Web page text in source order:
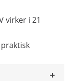
virker i 21